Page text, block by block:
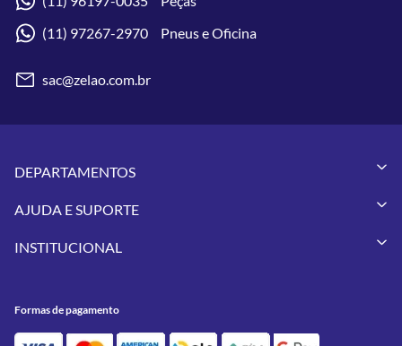
(11) 97267-2970 Pneus e Oficina
sac@zelao.com.br
DEPARTAMENTOS
Vestuários
Pneus
Utilidades
AJUDA E SUPORTE
Meus Pedidos
INSTITUCIONAL
Contato
Formas de pagamento